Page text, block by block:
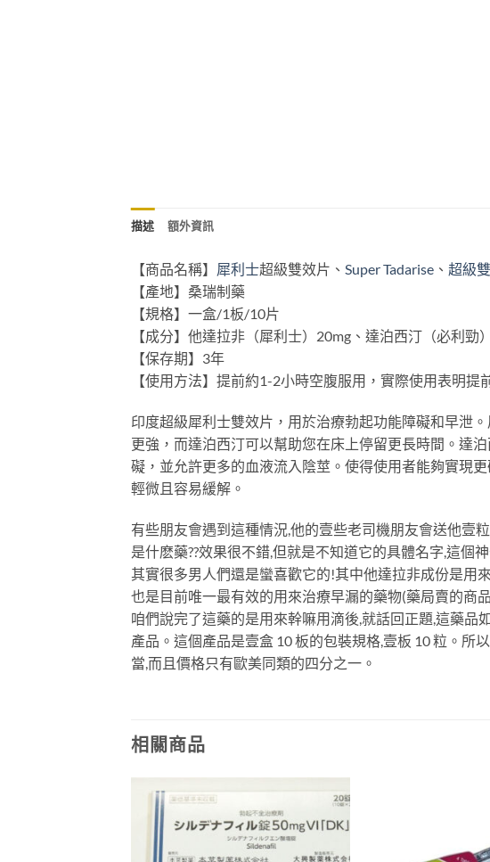
描述 額外資訊
【商品名稱】 犀利士超級雙效片、 Super Tadarise 、 超級
【產地】桑瑞制藥
【規格】一盒/1板/10片
【成分】他達拉非（犀利士）20mg、達泊西汀（必利勁
【保存期】3年
【使用方法】提前約1-2小時空腹服用，實際使用表明
印度超級犀利士雙效片，用於治療勃起功能障礙和早泄
更強，而達泊西汀可以幫助您在床上停留更長時間。達
礙，並允許更多的血液流入陰莖。使得使用者能夠實現
輕微且容易緩解。
有些朋友會遇到這種情況,他的壹些老司機朋友會送他壹
是什麽藥??效果很不錯,但就是不知道它的具體名字,這個
其實很多男人們還是蠻喜歡它的!其中他達拉非成份是用
也是目前唯一最有效的用來治療早漏的藥物(藥局賣的商
咱們說完了這藥的是用來幹嘛用滴後,就話回正題,這藥品
產品。這個產品是壹盒 10 板的包裝規格,壹板 10 粒。
當,而且價格只有歐美同類的四分之一。
相關商品